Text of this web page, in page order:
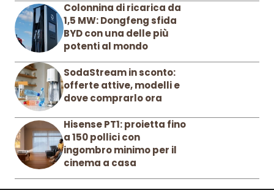
Colonnina di ricarica da
1,5 MW: Dongfeng sfida
BYD con una delle più
potenti al mondo
SodaStream in sconto:
offerte attive, modelli e
dove comprarlo ora
Hisense PT1: proietta fino
a 150 pollici con
ingombro minimo per il
cinema a casa